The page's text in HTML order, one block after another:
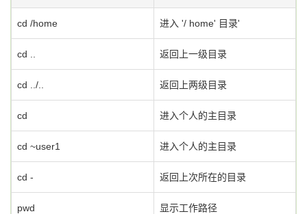
cd /home 进入 '/ home' 目录'
cd .. 返回上一级目录
cd ../.. 返回上两级目录
cd 进入个人的主目录
cd ~user1 进入个人的主目录
cd - 返回上次所在的目录
pwd 显示工作路径